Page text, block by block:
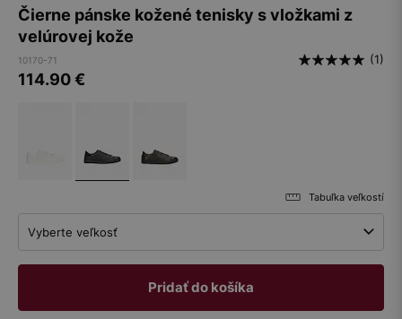
Čierne pánske kožené tenisky s vložkami z
velúrovej kože
10170-71 (1)
114.90€
Tabuľka veľkostí
Vyberte veľkosť
Pridať do košíka